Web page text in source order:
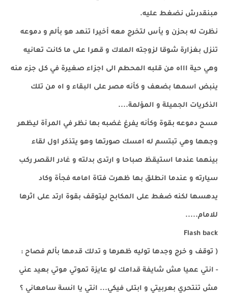
مبنقدرش نضغط عليه.
نظرت له بحزن و يأس لتخرج معه أخيرا تنهد هو بألم و دموعه
تنزل بغزارة شوقا لزوجته الملاك و قهرا على ما كانت تعانيه
وهي حية اااه من قلبه المحطم الى اجزاء صغيرة في كل جزء منه
ينبض اسمها بضعف و كأنه مصر على البقاء و اه من تلك
الذكريات الجميلة و المؤلمة....
مسح دموعه بقوة وكأنه يفرغ غضبه بها نظر في المرآة ليظهر
وجهها وهي تبتسم له امسك صورتها وهو يتذكر اول لقاء
بينهما عندما استيقظ صباحا و ارتدى بدلته و غادر القصر ركب
سيارته و عندما انطلق بها ظهرت فتاة امامه فجأة وكاد
يدهسها لكنه ضغط على المكابح ليتوقف بقوة ارتد على اثرها
للامام.....
Flash back
( توقف و خرج وجدها توليه ظهرها و تدلك قدمها بألم فصاح :
- انتي عميا مش شايفة قدامك لو عايزة تموتي موتي بعيد عني
مش تنتحري بعربيتي و ابتلى فيكي... انتي يا انسة سامعاني ؟